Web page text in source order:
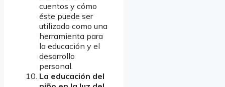
cuentos y cómo
éste puede ser
utilizado como una
herramienta para
la educación y el
desarrollo
personal.
La educación del